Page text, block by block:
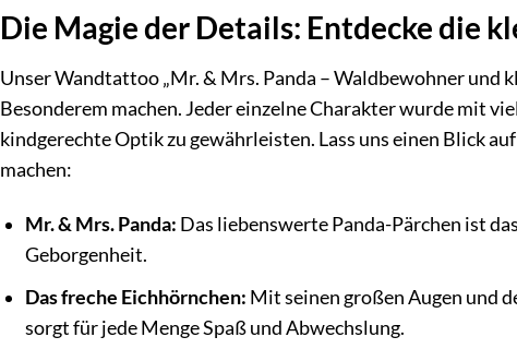
Die Magie der Details: Entdecke die
Unser Wandtattoo „Mr. & Mrs. Panda – Waldbewohner und
Besonderem machen. Jeder einzelne Charakter wurde mit
kindgerechte Optik zu gewährleisten. Lass uns einen Blick
machen:
Mr. & Mrs. Panda: Das liebenswerte Panda-Pärchen ist
Geborgenheit.
Das freche Eichhörnchen: Mit seinen großen Augen und
sorgt für jede Menge Spaß und Abwechslung.